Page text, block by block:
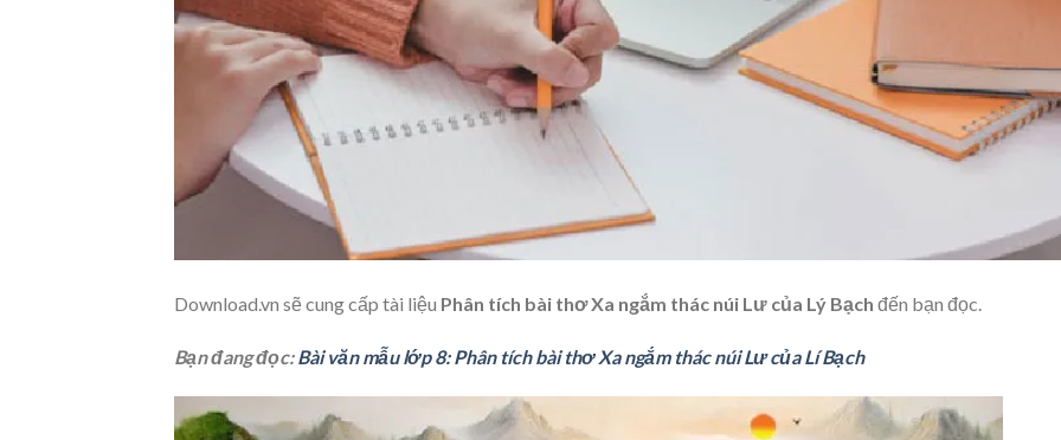
Download.vn sẽ cung cấp tài liệu Phân tích bài thơ Xa ngắm thác núi Lư của Lý Bạch đến bạn đọc.
Bạn đang đọc:Bài văn mẫu lớp 8: Phân tích bài thơ Xa ngắm thác núi Lư của Lí Bạch